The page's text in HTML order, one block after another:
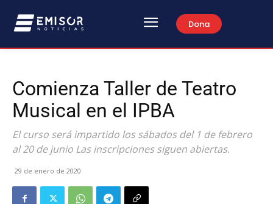
Dona
Comienza Taller de Teatro
Musical en el IPBA
El curso será impartido los sábados del 1 de febrero
al 20 de junio Las inscripciones siguen abiertas.
29 de enero de 2020